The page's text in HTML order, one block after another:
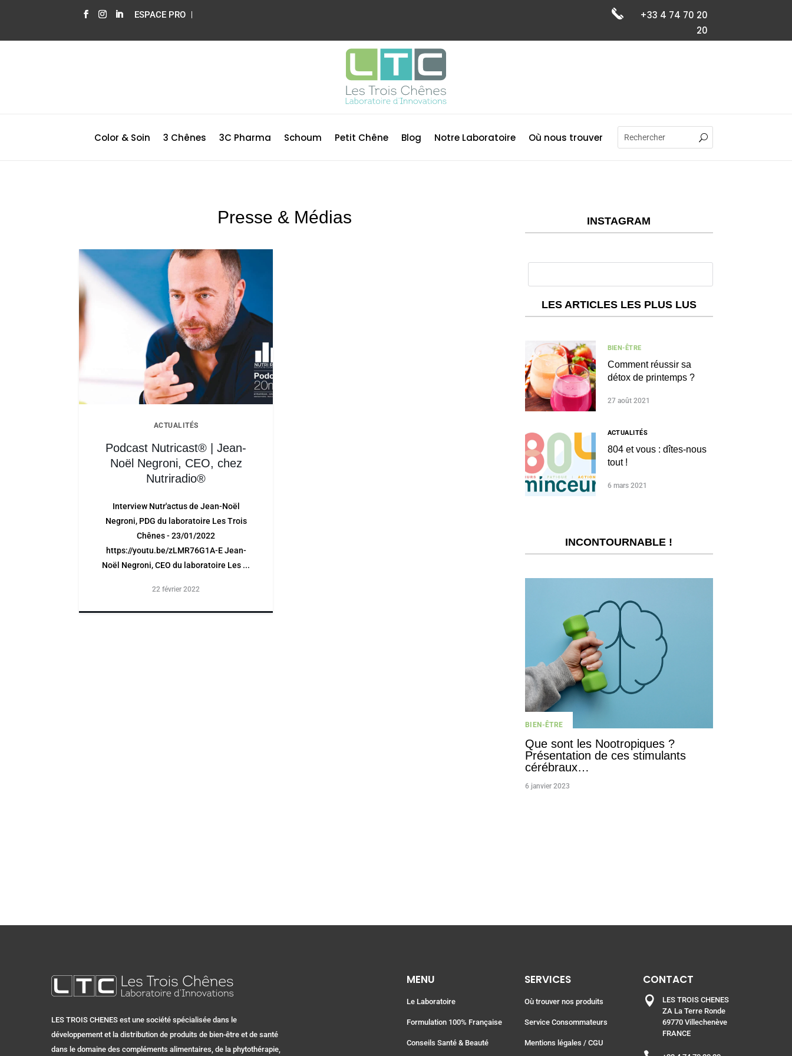
ESPACE PRO
+33 4 74 70 20
20
Color & Soin 3 Chênes 3C Pharma Schoum Petit Chêne Blog Notre Laboratoire Où nous trouver
Presse & Médias
ACTUALITÉS
Podcast Nutricast® | Jean-
Noël Negroni, CEO, chez
Nutriradio®
Interview Nutr'actus de Jean-Noël
Negroni, PDG du laboratoire Les Trois
Chênes - 23/01/2022
https://youtu.be/zLMR76G1A-E Jean-
Noël Negroni, CEO du laboratoire Les ...
22 février 2022
INSTAGRAM
LES ARTICLES LES PLUS LUS
BIEN-ÊTRE
Comment réussir sa
détox de printemps ?
27 août 2021
ACTUALITÉS
804 et vous : dîtes-nous
tout !
6 mars 2021
INCONTOURNABLE !
BIEN-ÊTRE
Que sont les Nootropiques ?
Présentation de ces stimulants
cérébraux…
6 janvier 2023
LES TROIS CHENES est une société spécialisée dans le
développement et la distribution de produits de bien-être et de santé
dans le domaine des compléments alimentaires, de la phytothérapie,
MENU
Le Laboratoire
Formulation 100% Française
Conseils Santé & Beauté
SERVICES
Où trouver nos produits
Service Consommateurs
Mentions légales / CGU
CONTACT

LES TROIS CHENES
ZA La Terre Ronde
69770 Villechenève
FRANCE